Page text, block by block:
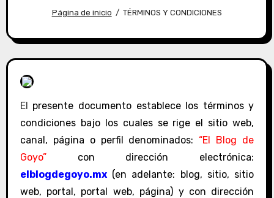
Página de inicio TÉRMINOS Y CONDICIONES
El presente documento establece los términos y
condiciones bajo los cuales se rige el sitio web,
canal, página o perfil denominados:“El Blog de
Goyo”con dirección electrónica:
elblogdegoyo.mx(en adelante: blog, sitio, sitio
web, portal, portal web, página) y con dirección